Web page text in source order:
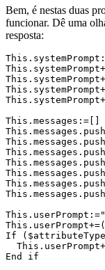
Bem, é nestas duas
funcionar. Dê uma
resposta:
This.messages:=[]
If
End if